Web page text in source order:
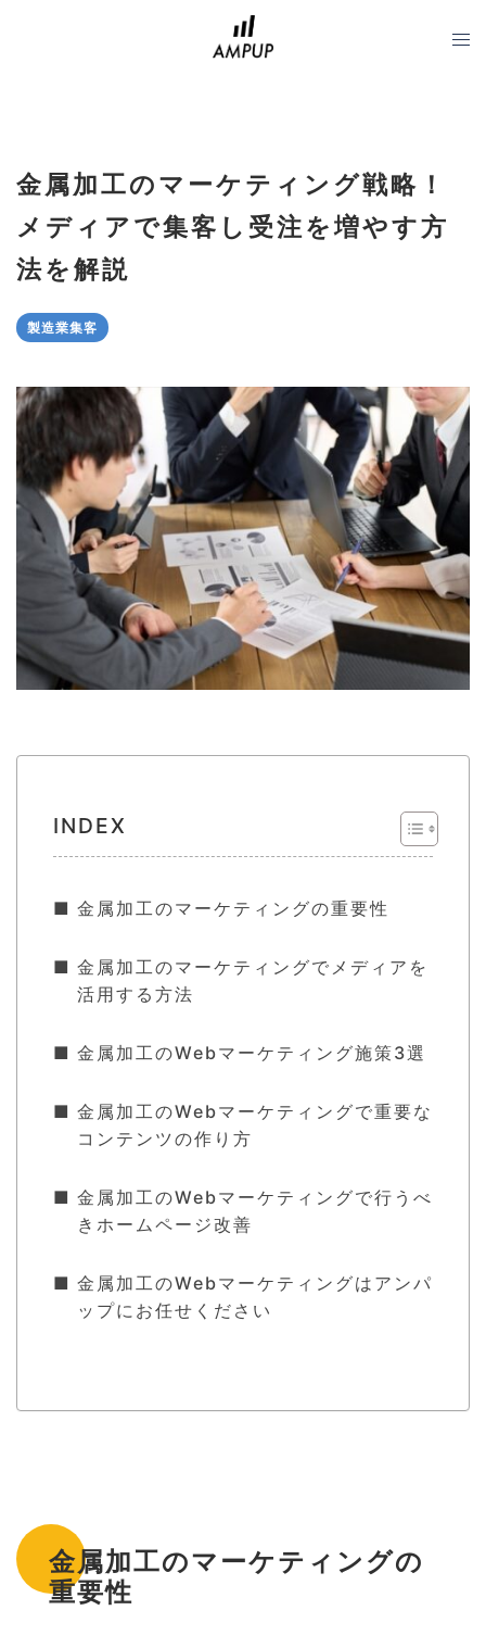
金属加工のマーケティング戦略！
メディアで集客し受注を増やす方
法を解説
製造業集客
INDEX
金属加工のマーケティングの重要性
金属加工のマーケティングでメディアを
活用する方法
金属加工のWebマーケティング施策3選
金属加工のWebマーケティングで重要な
コンテンツの作り方
金属加工のWebマーケティングで行うべ
きホームページ改善
金属加工のWebマーケティングはアンパ
ップにお任せください
金属加工のマーケティングの
重要性